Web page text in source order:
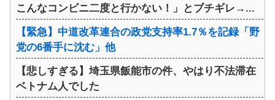
こんなコンビニ二度と行かない！」とブチギレ→...
【緊急】中道改革連合の政党支持率1.7％を記録「野
党の6番手に沈む」他
【悲しすぎる】埼玉県飯能市の件、やはり不法滞在
ベトナム人でした